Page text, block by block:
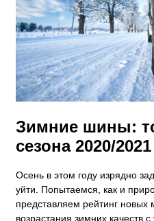
Зимние шины:
сезона 2020/2021
​Осень в этом году изрядно
уйти. Попытаемся, как и
представляем рейтинг
возрастания зимних качеств